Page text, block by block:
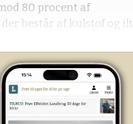
80 procent af
består af kulstof og ilt